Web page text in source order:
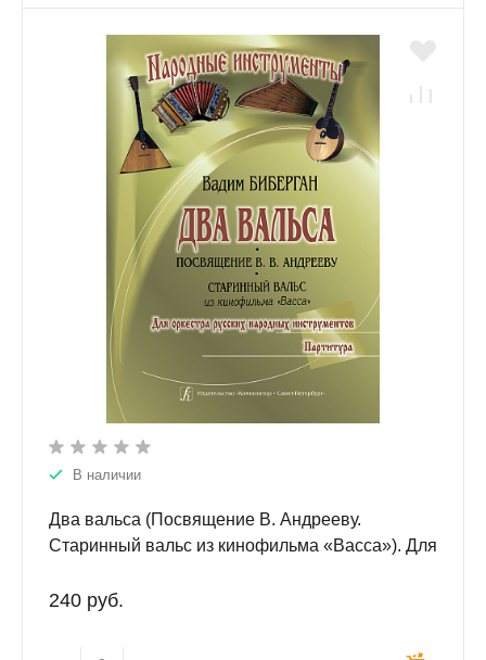
В наличии
Два вальса (Посвящение В. Андрееву.
Старинный вальс из кинофильма «Васса»). Для
Партитура
240 руб.